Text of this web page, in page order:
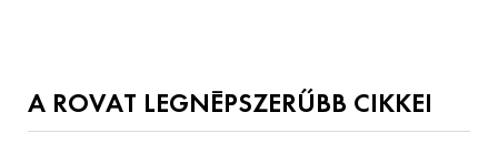
A ROVAT LEGNÉPSZERŰBB CIKKEI